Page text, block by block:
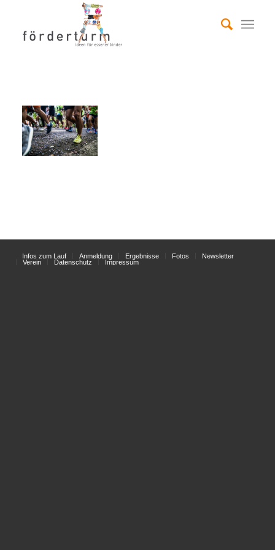
Infos zum Lauf Anmeldung Ergebnisse Fotos
Newsletter
Verein
Datenschutz Impressum